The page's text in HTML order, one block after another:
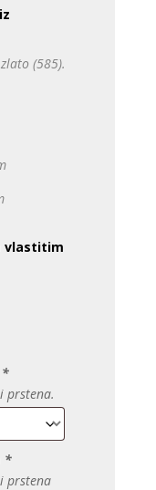
(585).
vlastitim
*
prstena.
*
prstena